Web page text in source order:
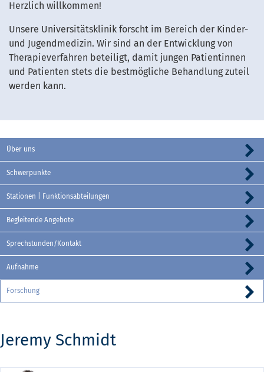
Herzlich willkommen!
Unsere Universitätsklinik forscht im Bereich der Kinder-
und Jugendmedizin. Wir sind an der Entwicklung von
Therapieverfahren beteiligt, damit jungen Patientinnen
und Patienten stets die bestmögliche Behandlung zuteil
werden kann.
Über uns
Schwerpunkte
Stationen | Funktionsabteilungen
Begleitende Angebote
Sprechstunden/Kontakt
Aufnahme
Forschung
Jeremy Schmidt